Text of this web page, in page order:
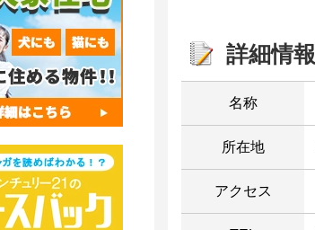
詳細情報
名称
所在地
アクセス